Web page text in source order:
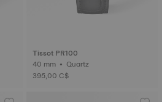
Tissot PR100
40 mm • Quartz
395,00 C$